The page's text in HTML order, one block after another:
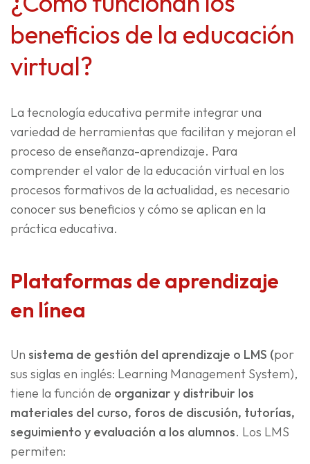
beneficios de la educación
virtual?
La tecnología educativa permite integrar una
variedad de herramientas que facilitan y mejoran el
proceso de enseñanza-aprendizaje. Para
comprender el valor de la educación virtual en los
procesos formativos de la actualidad, es necesario
conocer sus beneficios y cómo se aplican en la
práctica educativa.
Plataformas de aprendizaje
en línea
Un sistema de gestión del aprendizaje o LMS (por
sus siglas en inglés: Learning Management System),
tiene la función de organizar y distribuir los
materiales del curso, foros de discusión, tutorías,
seguimiento y evaluación a los alumnos. Los LMS
permiten: